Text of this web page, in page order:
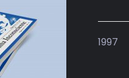
1997